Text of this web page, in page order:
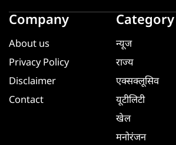
Company
About us
Privacy Policy
Disclaimer
Contact
Category
न्यूज
राज्य
एक्सक्लूसिव
यूटीलिटी
खेल
मनोरंजन